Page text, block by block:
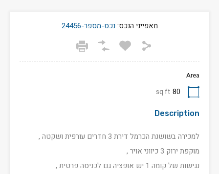
מאפייני הנכס:נכס-מספר-24456
Area
80
sq ft
Description
למכירה בשושנת הכרמל דירת 3 חדרים עורפית ושקטה ,
מוקפת ירוק 3 כיווני אויר ,
נגישות של קומה 1 יש אופציה גם לכניסה פרטית ,